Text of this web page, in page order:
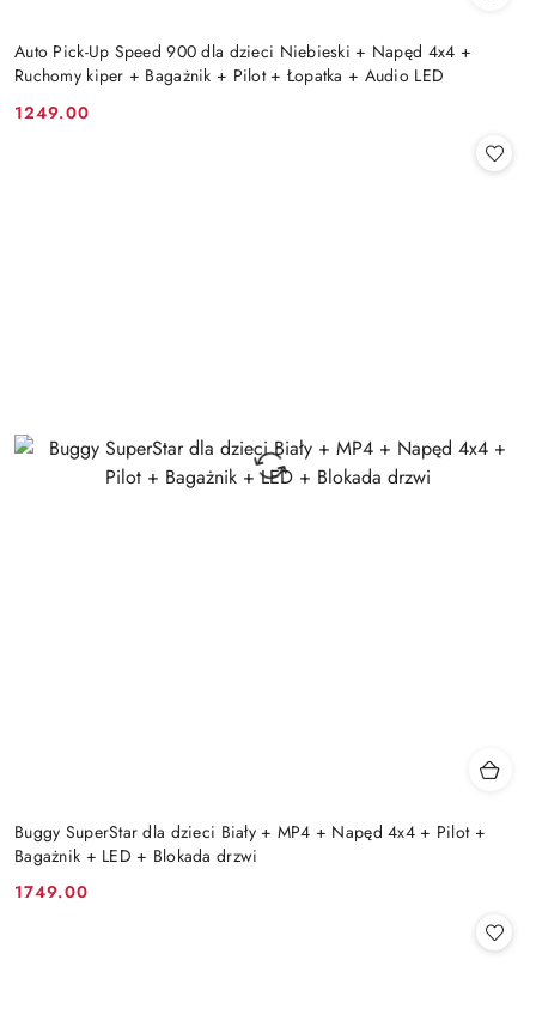
Auto Pick-Up Speed 900 dla dzieci Niebieski + Napęd 4x4 +
Ruchomy kiper + Bagażnik + Pilot + Łopatka + Audio LED
Cena:
1249.00
Buggy SuperStar dla dzieci Biały + MP4 + Napęd 4x4 + Pilot +
Bagażnik + LED + Blokada drzwi
Cena:
1749.00